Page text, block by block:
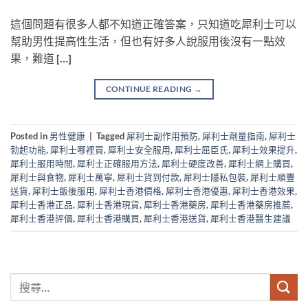
這個問題有很多人都不知道正確答案，只知道吃犀利士可以
幫助男性提高性生活，但也有好多人說服用後沒有一點效
果，難道 […]
CONTINUE READING →
Posted in 男性健康 Tagged 犀利士副作用預防, 犀利士劑量指南, 犀利士
勃起功能, 犀利士哪裡買, 犀利士安全服用, 犀利士屈臣氏, 犀利士效果提升,
犀利士服用時間, 犀利士正確服用方法, 犀利士硬度改善, 犀利士網上購買,
犀利士與食物, 犀利士萬寧, 犀利士貨到付款, 犀利士隱私包裝, 犀利士順豐
送貨, 犀利士飯後服用, 犀利士香港價格, 犀利士香港優惠, 犀利士香港效果,
犀利士香港正品, 犀利士香港現貨, 犀利士香港藥房, 犀利士香港藥房推薦,
犀利士香港評價, 犀利士香港購買, 犀利士香港送貨, 犀利士香港醫生建議